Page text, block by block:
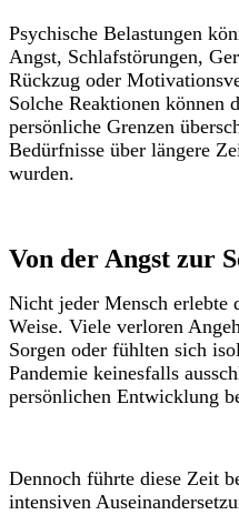
Psychische Belastungen
Angst, Schlafstörungen,
Rückzug oder
Solche Reaktionen können
persönliche Grenzen
Bedürfnisse über längere
wurden.
Von der Angst zur
Nicht jeder Mensch erlebte
Weise. Viele verloren
Sorgen oder fühlten sich
Pandemie keinesfalls
persönlichen Entwicklung
Dennoch führte diese Zeit
intensiven